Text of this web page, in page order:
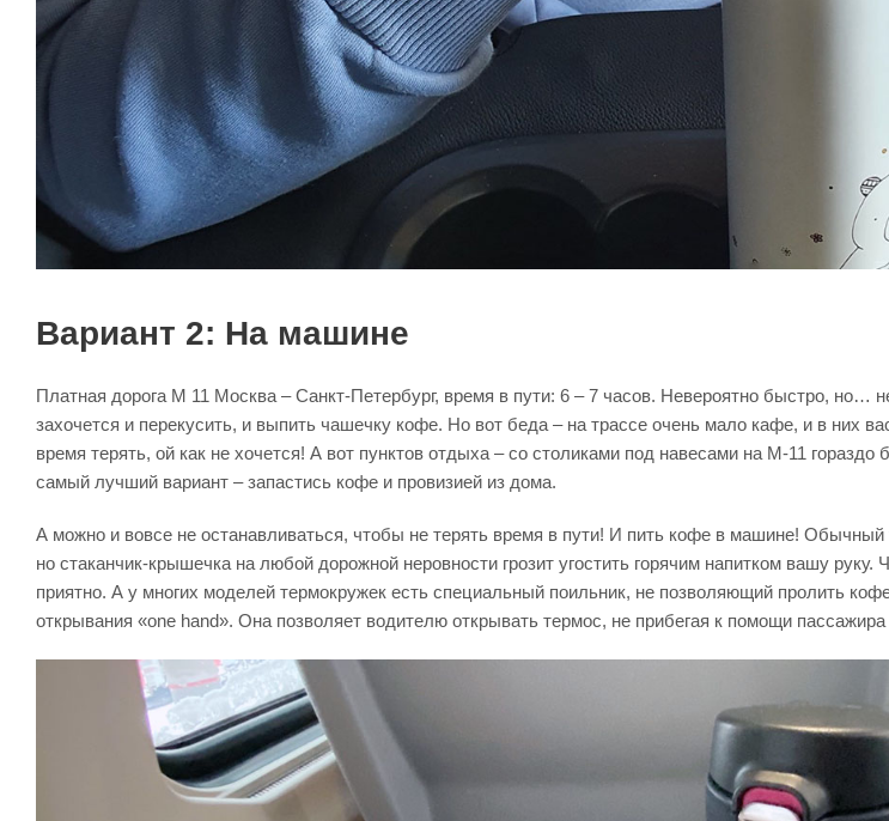
Вариант 2: На машине
Платная дорога М 11 Москва – Санкт-Петербург, время в пути: 6 – 7 часов. Невероятно быстро, но…
захочется и перекусить, и выпить чашечку кофе. Но вот беда – на трассе очень мало кафе, и в них
время терять, ой как не хочется! А вот пунктов отдыха – со столиками под навесами на М-11
самый лучший вариант – запастись кофе и провизией из дома.
А можно и вовсе не останавливаться, чтобы не терять время в пути! И пить кофе в машине!
но стаканчик-крышечка на любой дорожной неровности грозит угостить горячим напитком вашу руку.
приятно. А у многих моделей термокружек есть специальный поильник, не позволяющий пролить
открывания «one hand». Она позволяет водителю открывать термос, не прибегая к помощи пассажира